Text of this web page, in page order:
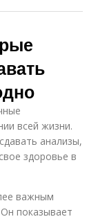
всей жизни.
анализы,
здоровье в
важным
показывает